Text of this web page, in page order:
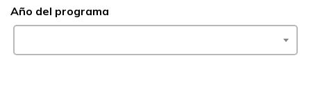
Empleadores
Año del programa